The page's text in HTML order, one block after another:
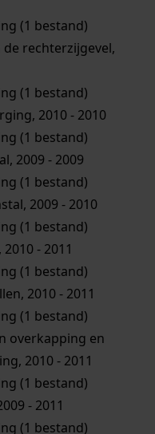
(1 bestand)
rechterzijgevel,
(1 bestand)
2010 - 2010
(1 bestand)
2009 - 2009
(1 bestand)
2009 - 2010
(1 bestand)
- 2011
(1 bestand)
2010 - 2011
(1 bestand)
overkapping en
2010 - 2011
(1 bestand)
- 2011
(1 bestand)